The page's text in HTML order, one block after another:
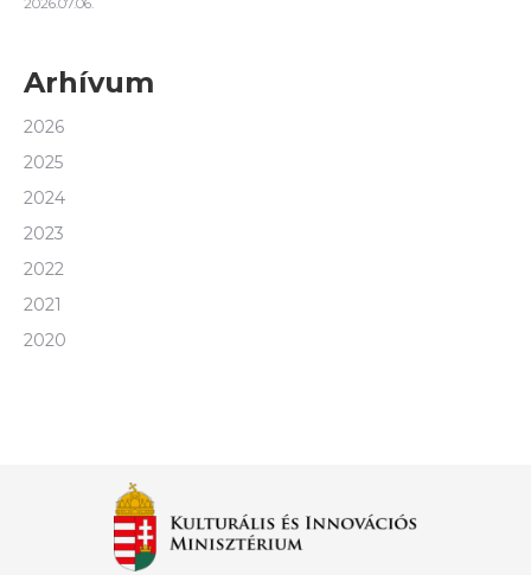
2026.07.06.
Arhívum
2026
2025
2024
2023
2022
2021
2020